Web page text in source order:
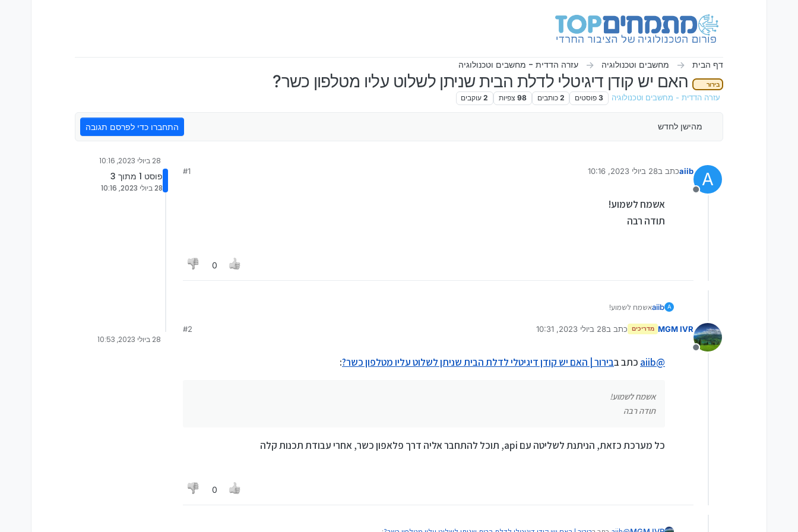
דף הבית מחשבים וטכנולוגיה עזרה הדדית - מחשבים וטכנולוגיה
בירור האם יש קודן דיגיטלי לדלת הבית שניתן לשלוט עליו מטלפון כשר?
עזרה הדדית - מחשבים וטכנולוגיה 3 פוסטים 2 כותבים 98 צפיות 2 עוקבים
מהישן לחדש התחברו כדי לפרסם תגובה
A
מנותק
aiibכתב ב28 ביולי 2023, 10:16
נערך לאחרונה על ידי aiib
#1
אשמח לשמוע!
תודה רבה
0
A
aiibאשמח לשמוע!
מנותק
MGM IVR מדריכים כתב ב28 ביולי 2023, 10:31
נערך לאחרונה על ידי MGM IVR
#2
@
aiib כתב בבירור | האם יש קודן דיגיטלי לדלת הבית שניתן לשלוט עליו מטלפון כשר?:
אשמח לשמוע!
תודה רבה
כל מערכת כזאת, הניתנת לשליטה עם api, תוכל להתחבר אליה דרך פלאפון כשר, אחרי עבודת תכנות קלה
0
28 ביולי 2023, 10:16
פוסט 1 מתוך 3
28 ביולי 2023, 10:16
28 ביולי 2023, 10:53